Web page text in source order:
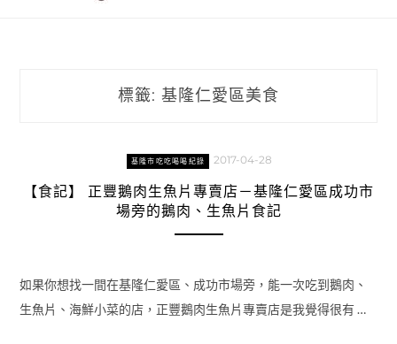
標籤: 基隆仁愛區美食
基隆市吃吃喝喝紀錄 2017-04-28
【食記】 正豐鵝肉生魚片專賣店－基隆仁愛區成功市
場旁的鵝肉、生魚片食記
如果你想找一間在基隆仁愛區、成功市場旁，能一次吃到鵝肉、
生魚片、海鮮小菜的店，正豐鵝肉生魚片專賣店是我覺得很有 …